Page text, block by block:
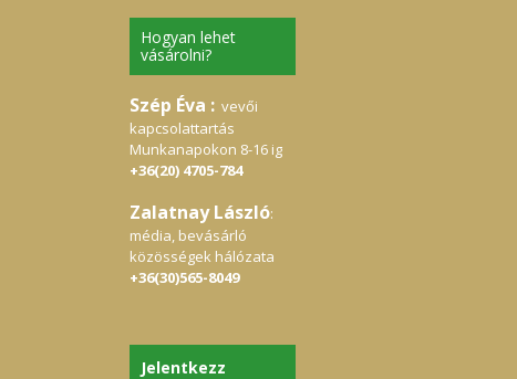
Hogyan lehet
vásárolni?
Szép Éva : vevői
kapcsolattartás
Munkanapokon 8-16 ig
+36(20) 4705-784
Zalatnay László:
média, bevásárló
közösségek hálózata
+36(30)565-8049
Jelentkezz